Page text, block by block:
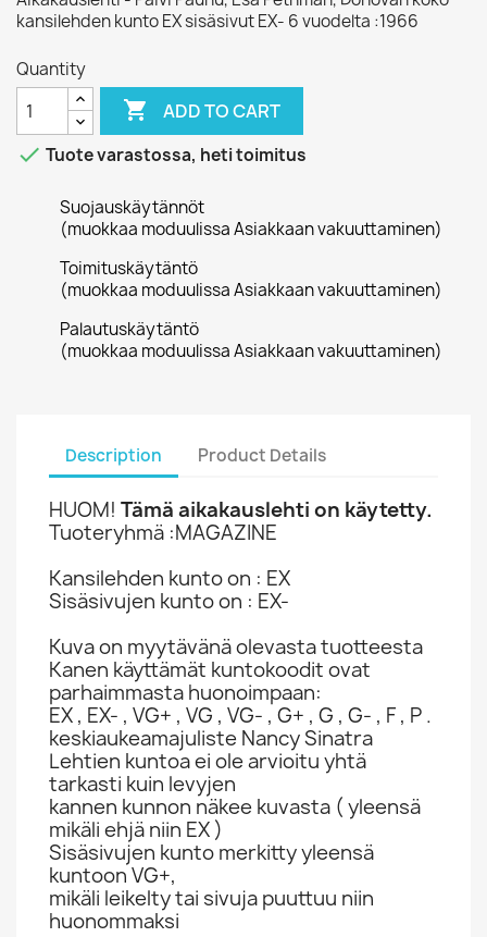
kansilehden kunto EX sisäsivut EX- 6 vuodelta :1966
Quantity
 ADD TO CART
 Tuote varastossa, heti toimitus
Suojauskäytännöt
(muokkaa moduulissa Asiakkaan vakuuttaminen)
Toimituskäytäntö
(muokkaa moduulissa Asiakkaan vakuuttaminen)
Palautuskäytäntö
(muokkaa moduulissa Asiakkaan vakuuttaminen)
Description Product Details
HUOM! Tämä aikakauslehti on käytetty.
Tuoteryhmä :MAGAZINE
Kansilehden kunto on : EX
Sisäsivujen kunto on : EX-
Kuva on myytävänä olevasta tuotteesta
Kanen käyttämät kuntokoodit ovat
parhaimmasta huonoimpaan:
EX , EX- , VG+ , VG , VG- , G+ , G , G- , F , P .
keskiaukeamajuliste Nancy Sinatra
Lehtien kuntoa ei ole arvioitu yhtä
tarkasti kuin levyjen
kannen kunnon näkee kuvasta ( yleensä
mikäli ehjä niin EX )
Sisäsivujen kunto merkitty yleensä
kuntoon VG+,
mikäli leikelty tai sivuja puuttuu niin
huonommaksi